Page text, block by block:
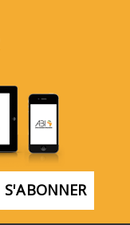
S'ABONNER